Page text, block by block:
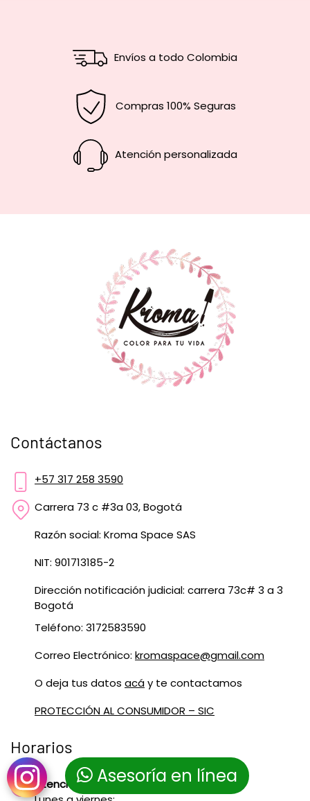
Envíos a todo Colombia
Compras 100% Seguras
Atención personalizada
Asesoría en línea
Contáctanos
+57 317 258 3590
Carrera 73 c #3a 03, Bogotá
Razón social: Kroma Space SAS
NIT: 901713185-2
Dirección notificación judicial: carrera 73c# 3 a 3
Bogotá
Teléfono: 3172583590
Correo Electrónico: kromaspace@gmail.com
O deja tus datos acáy te contactamos
PROTECCIÓN AL CONSUMIDOR – SIC
Horarios
Atención vía WhatsApp: